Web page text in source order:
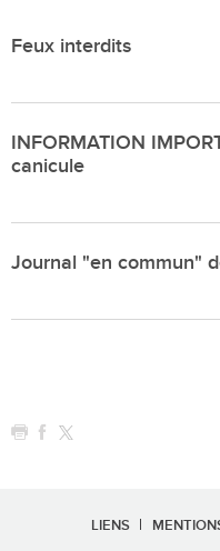
Feux interdits
INFORMATION
canicule
Journal "en commun"
LIENS